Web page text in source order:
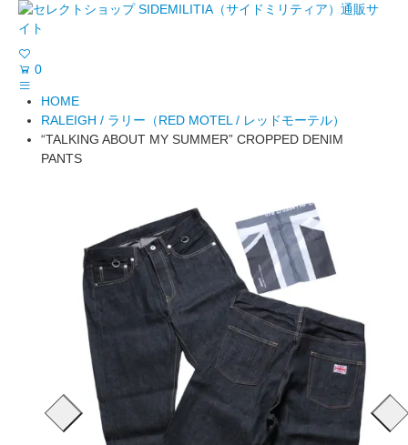
0
HOME
RALEIGH / ラリー（RED MOTEL / レッドモーテル）
“TALKING ABOUT MY SUMMER” CROPPED DENIM
PANTS